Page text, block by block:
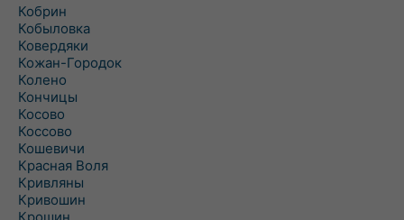
Кобрин
Кобыловка
Ковердяки
Кожан-Городок
Колено
Кончицы
Косово
Коссово
Кошевичи
Красная Воля
Кривляны
Кривошин